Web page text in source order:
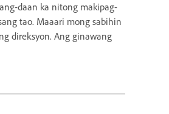
daan ka nitong makipag-
tao. Maaari mong sabihin
direksyon. Ang ginawang